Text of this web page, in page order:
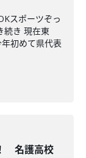
スポーツぞっ
続き 現在東
初めて県代表
名護高校